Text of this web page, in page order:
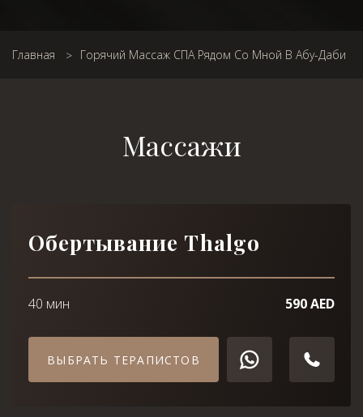
Главная Горячий Массаж СПА Рядом Со Мной В Абу-Даби
Массажи
Обертывание Thalgo
40 мин 590 AED
ВЫБРАТЬ ТЕРАПИСТОВ